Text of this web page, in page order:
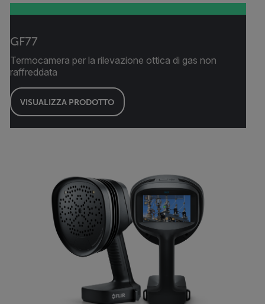
GF77
Termocamera per la rilevazione ottica di gas non
raffreddata
VISUALIZZA PRODOTTO